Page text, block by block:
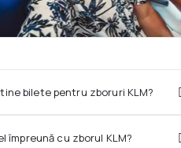
bilete pentru zboruri KLM?
cu zborul KLM?